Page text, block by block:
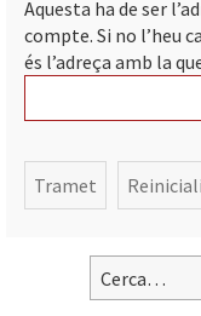
Aquesta ha de ser
compte. Si no l’heu
és l’adreça amb la